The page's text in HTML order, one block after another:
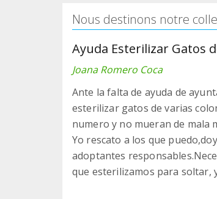
Nous destinons notre
Ayuda Esterilizar Gatos
Joana Romero Coca
Ante la falta de ayuda de
esterilizar gatos de varias
numero y no mueran de mala
Yo rescato a los que
adoptantes
que esterilizamos para soltar,